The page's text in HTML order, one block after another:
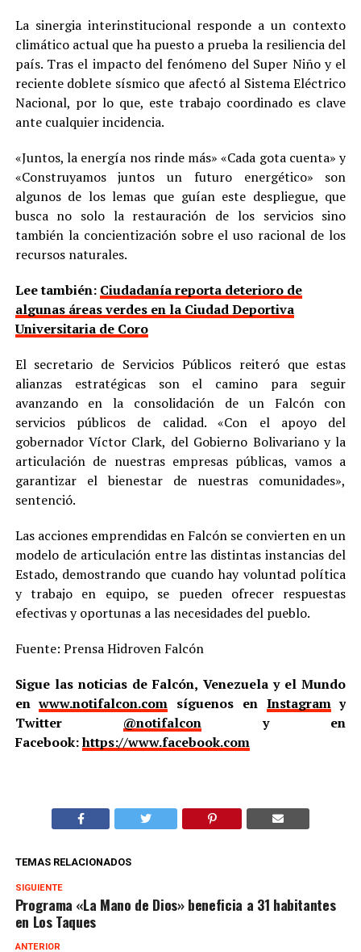
La sinergia interinstitucional responde a un contexto
climático actual que ha puesto a prueba la resiliencia del
país. Tras el impacto del fenómeno del Super Niño y el
reciente doblete sísmico que afectó al Sistema Eléctrico
Nacional, por lo que, este trabajo coordinado es clave
ante cualquier incidencia.
«Juntos, la energía nos rinde más» «Cada gota cuenta» y
«Construyamos juntos un futuro energético» son
algunos de los lemas que guían este despliegue, que
busca no solo la restauración de los servicios sino
también la concientización sobre el uso racional de los
recursos naturales.
Lee también: Ciudadanía reporta deterioro de
algunas áreas verdes en la Ciudad Deportiva
Universitaria de Coro
El secretario de Servicios Públicos reiteró que estas
alianzas estratégicas son el camino para seguir
avanzando en la consolidación de un Falcón con
servicios públicos de calidad. «Con el apoyo del
gobernador Víctor Clark, del Gobierno Bolivariano y la
articulación de nuestras empresas públicas, vamos a
garantizar el bienestar de nuestras comunidades»,
sentenció.
Las acciones emprendidas en Falcón se convierten en un
modelo de articulación entre las distintas instancias del
Estado, demostrando que cuando hay voluntad política
y trabajo en equipo, se pueden ofrecer respuestas
efectivas y oportunas a las necesidades del pueblo.
Fuente: Prensa Hidroven Falcón
Sigue las noticias de Falcón, Venezuela y el Mundo
enwww.notifalcon.com síguenos en Instagramy
Twitter @notifalcony en
Facebook:https://www.facebook.com
TEMAS RELACIONADOS
SIGUIENTE
Programa «La Mano de Dios» beneficia a 31 habitantes
en Los Taques
ANTERIOR